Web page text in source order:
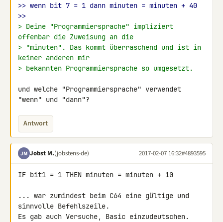
>> wenn bit 7 = 1 dann minuten = minuten + 40
>>
> Deine "Programmiersprache" impliziert
offenbar die Zuweisung an die
> "minuten". Das kommt überraschend und ist in
keiner anderen mir
> bekannten Programmiersprache so umgesetzt.
und welche "Programmiersprache" verwendet
"wenn" und "dann"?
Antwort
JM Jobst M.(jobstens-de) 2017-02-07 16:32#4893595
IF bit1 = 1 THEN minuten = minuten + 10
... war zumindest beim C64 eine gültige und
sinnvolle Befehlszeile.
Es gab auch Versuche, Basic einzudeutschen.